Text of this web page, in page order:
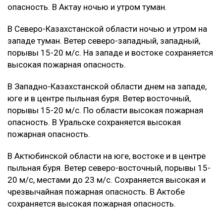
опасность. В Актау ночью и утром туман.
В Северо-Казахстанской области ночью и утром на
западе туман. Ветер северо-западный, западный,
порывы 15-20 м/с. На западе и востоке сохраняется
высокая пожарная опасность.
В Западно-Казахстанской области днем на западе,
юге и в центре пыльная буря. Ветер восточный,
порывы 15-20 м/с. По области высокая пожарная
опасность. В Уральске сохраняется высокая
пожарная опасность.
В Актюбинской области на юге, востоке и в центре
пыльная буря. Ветер северо-восточный, порывы 15-
20 м/с, местами до 23 м/с. Сохраняется высокая и
чрезвычайная пожарная опасность. В Актобе
сохраняется высокая пожарная опасность.